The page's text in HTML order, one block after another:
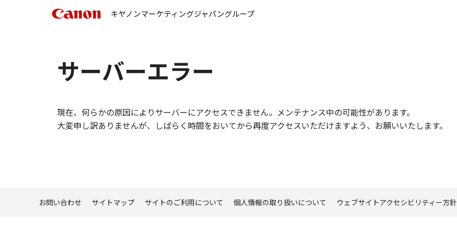
キヤノンマーケティングジャパングループ
サーバーエラー
現在、何らかの原因によりサーバーにアクセスできません。メンテナンス中の可能性があります。
大変申し訳ありませんが、しばらく時間をおいてから再度アクセスいただけますよう、お願いいたします。
お問い合わせ サイトマップ サイトのご利用について 個人情報の取り扱いについて ウェブサイトアクセシビリティー方針